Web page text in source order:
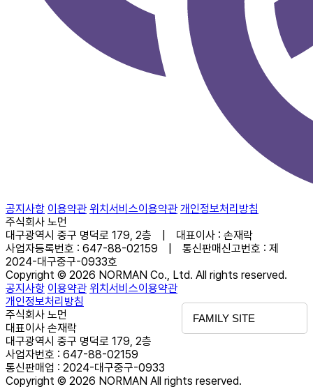
공지사항 이용약관 위치서비스이용약관 개인정보처리방침
주식회사 노먼
대구광역시 중구 명덕로 179, 2층 | 대표이사 : 손재락
사업자등록번호 : 647-88-02159 | 통신판매신고번호 : 제
2024-대구중구-0933호
Copyright © 2026 NORMAN Co., Ltd. All rights reserved.
FAMILY SITE
공지사항 이용약관 위치서비스이용약관
개인정보처리방침
주식회사 노먼
대표이사 손재락
대구광역시 중구 명덕로 179, 2층
사업자번호 : 647-88-02159
통신판매업 : 2024-대구중구-0933
Copyright © 2026 NORMAN All rights reserved.